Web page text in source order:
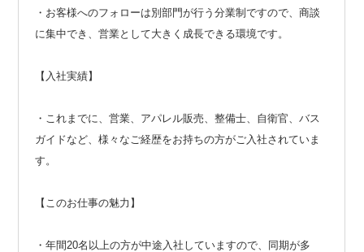
・お客様へのフォローは別部門が行う分業制ですので、商談
に集中でき、営業として大きく成長できる環境です。
【入社実績】
・これまでに、営業、アパレル販売、整備士、自衛官、バス
ガイドなど、様々なご経歴をお持ちの方がご入社されていま
す。
【このお仕事の魅力】
・年間20名以上の方が中途入社していますので、同期が多